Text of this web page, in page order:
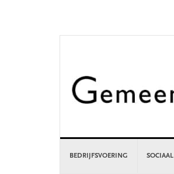
BEDRIJFSVOERING SOCIAAL